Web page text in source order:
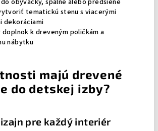
do obývačky, spálne alebo predsiene
tematickú stenu s viacerými
dekoráciami
k dreveným poličkám a
nábytku
majú drevené
do detskej izby?
pre každý interiér